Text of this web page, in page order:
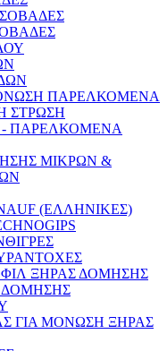
ΠΑΡΕΛΚΟΜΕΝΑ
ΣΤΡΩΣΗ
- ΠΑΡΕΛΚΟΜΕΝΑ
ΜΙΚΡΩΝ &
(ΕΛΛΗΝΙΚΕΣ)
ΞΗΡΑΣ ΔΟΜΗΣΗΣ
ΔΟΜΗΣΗΣ
ΓΙΑ ΜΟΝΩΣΗ ΞΗΡΑΣ